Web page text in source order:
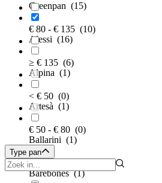
Greenpan (15)
Alessi (16)
Alpina (1)
Artesà (1)
Ballarini (1)
Barebones(1)
€ 80 - € 135 (10)
≥ € 135 (6)
< € 50 (0)
€ 50 - € 80 (0)
Type pan